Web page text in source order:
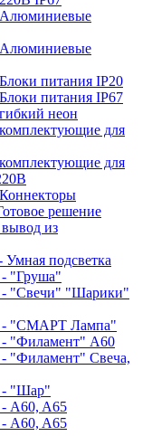
Алюминиевые
Алюминиевые
питания IP20
питания IP67
неон
для
для
решение
вывод из
подсветка
"Груша"
- "Свечи" "Шарики"
- "СМАРТ Лампа"
"Филамент" A60
"Филамент" Свеча,
- "Шар"
A60, A65
A60, A65